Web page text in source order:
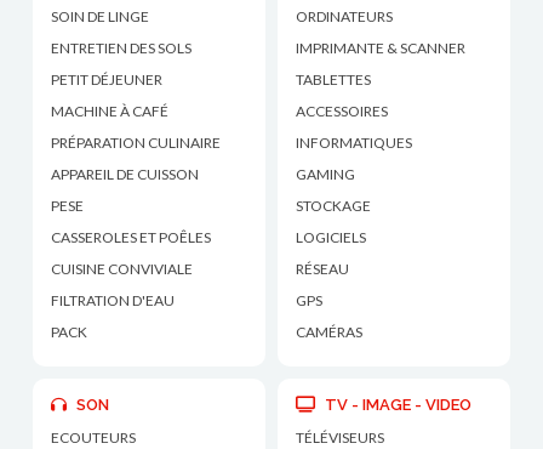
SOIN DE LINGE
ENTRETIEN DES SOLS
PETIT DÉJEUNER
MACHINE À CAFÉ
PRÉPARATION CULINAIRE
APPAREIL DE CUISSON
PESE
CASSEROLES ET POÊLES
CUISINE CONVIVIALE
FILTRATION D'EAU
PACK
ORDINATEURS
IMPRIMANTE & SCANNER
TABLETTES
ACCESSOIRES
INFORMATIQUES
GAMING
STOCKAGE
LOGICIELS
RÉSEAU
GPS
CAMÉRAS
SON
ECOUTEURS
TV - IMAGE - VIDEO
TÉLÉVISEURS